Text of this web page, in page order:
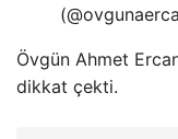
Övgün Ahmet
dikkat çekti.